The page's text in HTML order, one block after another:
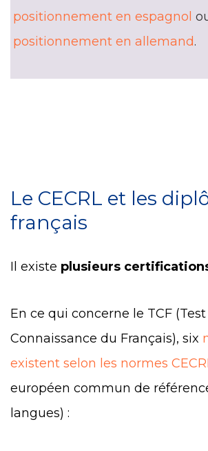
positionnement en espagnol
positionnement en allemand.
Le CECRL et les
français
Il existe plusieurs
En ce qui concerne le TCF
Connaissance du Français), six
existent selon les normes
européen commun de
langues) :